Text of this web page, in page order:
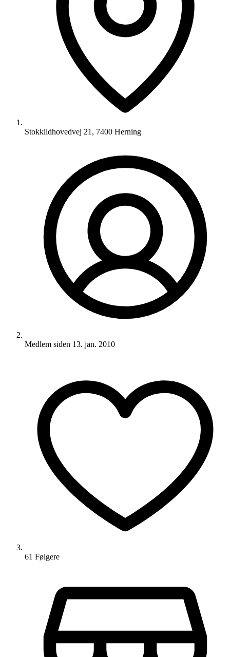
Stokkildhovedvej 21, 7400 Herning
Medlem siden 13. jan. 2010
61 Følgere